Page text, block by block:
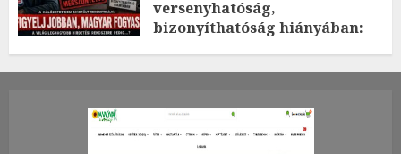
versenyhatóság,
bizonyíthatóság hiányában:
2026.JÚLIUS.23. CSÜTÖRTÖK.
0